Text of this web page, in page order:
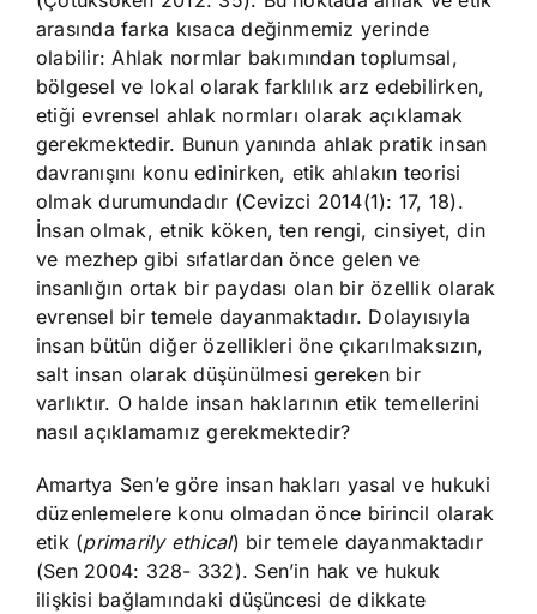
arasında farka kısaca değinmemiz yerinde
olabilir: Ahlak normlar bakımından toplumsal,
bölgesel ve lokal olarak farklılık arz edebilirken,
etiği evrensel ahlak normları olarak açıklamak
gerekmektedir. Bunun yanında ahlak pratik insan
davranışını konu edinirken, etik ahlakın teorisi
olmak durumundadır (Cevizci 2014(1): 17, 18).
İnsan olmak, etnik köken, ten rengi, cinsiyet, din
ve mezhep gibi sıfatlardan önce gelen ve
insanlığın ortak bir paydası olan bir özellik olarak
evrensel bir temele dayanmaktadır. Dolayısıyla
insan bütün diğer özellikleri öne çıkarılmaksızın,
salt insan olarak düşünülmesi gereken bir
varlıktır. O halde insan haklarının etik temellerini
nasıl açıklamamız gerekmektedir?
Amartya Sen’e göre insan hakları yasal ve hukuki
düzenlemelere konu olmadan önce birincil olarak
etik (primarily ethical) bir temele dayanmaktadır
(Sen 2004: 328- 332). Sen’in hak ve hukuk
ilişkisi bağlamındaki düşüncesi de dikkate